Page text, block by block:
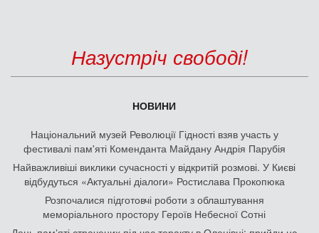
Назустріч свободі!
НОВИНИ
Національний музей Революції Гідності взяв участь у
фестивалі пам'яті Коменданта Майдану Андрія Парубія
Найважливіші виклики сучасності у відкритій розмові. У Києві
відбудуться «Актуальні діалоги» Ростислава Прокопюка
Розпочалися підготовчі роботи з облаштування
меморіального простору Героїв Небесної Сотні